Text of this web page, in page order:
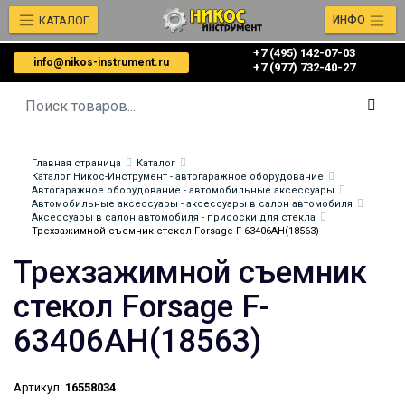
info@nikos-instrument.ru
+7 (495) 142-07-03
‎‎+7 (977) 732-40-27
КАТАЛОГ ИНФО
Главная страница
Каталог
Каталог Никос-Инструмент - автогаражное оборудование
Автогаражное оборудование - автомобильные аксессуары
Автомобильные аксессуары - аксессуары в салон автомобиля
Аксессуары в салон автомобиля - присоски для стекла
Трехзажимной съемник стекол Forsage F-63406AH(18563)
Трехзажимной съемник
стекол Forsage F-
63406AH(18563)
Артикул: 16558034